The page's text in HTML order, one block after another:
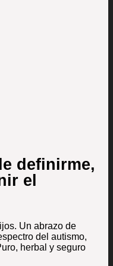
definirme,
el
Un abrazo de
del autismo,
herbal y seguro